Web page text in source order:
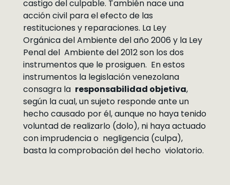
castigo del culpable. También nace una
acción civil para el efecto de las
restituciones y reparaciones. La Ley
Orgánica del Ambiente del año 2006 y la Ley
Penal del Ambiente del 2012 son los dos
instrumentos que le prosiguen. En estos
instrumentos la legislación venezolana
consagra la responsabilidad objetiva,
según la cual, un sujeto responde ante un
hecho causado por él, aunque no haya tenido
voluntad de realizarlo (dolo), ni haya actuado
con imprudencia o negligencia (culpa),
basta la comprobación del hecho violatorio.